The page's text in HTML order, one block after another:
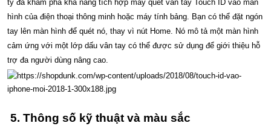
ty đã khám phá khả năng tích hợp máy quét vân tay Touch ID vào màn
hình của điện thoại thông minh hoặc máy tính bảng. Bạn có thể đặt ngón
tay lên màn hình để quét nó, thay vì nút Home. Nó mô tả một màn hình
cảm ứng với một lớp dấu vân tay có thể được sử dụng để giới thiệu hỗ
trợ đa người dùng nâng cao.
5. Thông số kỹ thuật và màu sắc